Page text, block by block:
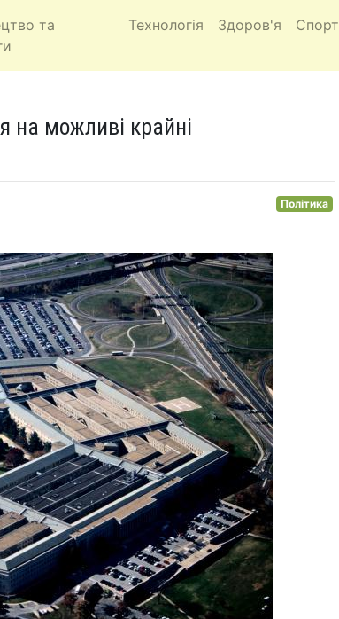
та
Технологія Здоров'я Спорт
на можливі крайні
Політика